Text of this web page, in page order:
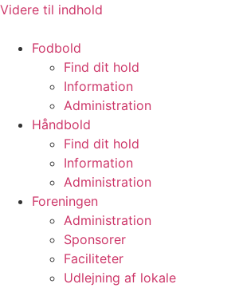
Videre til indhold
Fodbold
Find dit hold
Information
Administration
Håndbold
Find dit hold
Information
Administration
Foreningen
Administration
Sponsorer
Faciliteter
Udlejning af lokale